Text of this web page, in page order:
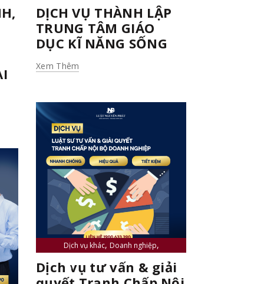
Tin tức Tư vấn đầu tư
Tư vấn Thuế
DỊCH VỤ THÀNH LẬP
TRUNG TÂM GIÁO
DỤC KĨ NĂNG SỐNG
Xem Thêm
Dịch vụ khác, Doanh nghiệp,
Luật sư và tư vấn viên, Sở hữu trí tuệ,
Tin tức ,Tư vấn đầu tư
Dịch vụ tư vấn & giải